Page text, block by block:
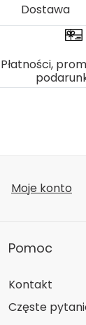
Dostawa
Płatności,
Moje konto
Pomoc
Kontakt
Częste